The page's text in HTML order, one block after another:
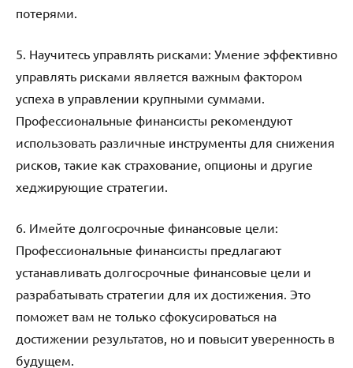
потерями.
5. Научитесь управлять рисками: Умение эффективно
управлять рисками является важным фактором
успеха в управлении крупными суммами.
Профессиональные финансисты рекомендуют
использовать различные инструменты для снижения
рисков, такие как страхование, опционы и другие
хеджирующие стратегии.
6. Имейте долгосрочные финансовые цели:
Профессиональные финансисты предлагают
устанавливать долгосрочные финансовые цели и
разрабатывать стратегии для их достижения. Это
поможет вам не только сфокусироваться на
достижении результатов, но и повысит уверенность в
будущем.